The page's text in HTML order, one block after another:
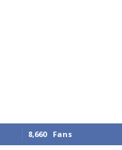
8,660 Fans